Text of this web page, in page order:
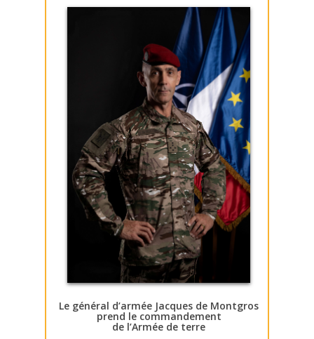
Le général d’armée Jacques de Montgros
prend le commandement
de l’Armée de terre